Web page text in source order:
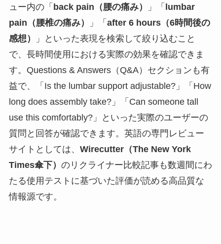
ュー内の「 back pain（腰の痛み） 」「 lumbar
pain（腰椎の痛み）
」「 after 6 hours（6時間後の
感想）
」といった表現を検索して絞り込むこと
で、長時間使用における実際の効果を確認できま
す。Questions & Answers（Q&A）セクションも有
益で、「Is the lumbar support adjustable?」「How
long does assembly take?」「Can someone tall
use this comfortably?」といった実際のユーザーの
質問と回答が確認できます。英語の専門レビュー
サイトとしては、 Wirecutter（The New York
Times傘下） のリクライナー比較記事も数週間にわ
たる使用テストに基づいた評価が読める高品質な
情報源です。